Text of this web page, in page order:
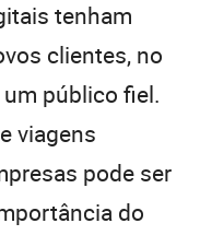
tenham
clientes, no
público fiel.
viagens
pode ser
do